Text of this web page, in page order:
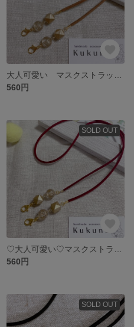
560円
SOLD OUT
560円
SOLD OUT